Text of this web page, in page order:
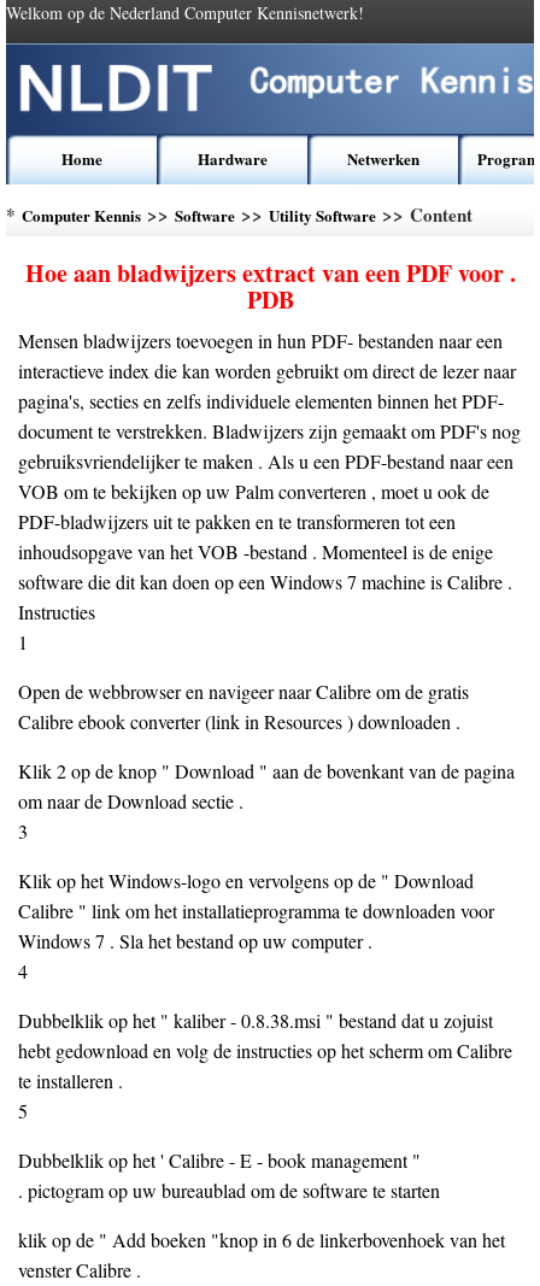
Welkom op de Nederland Computer Kennisnetwerk!
Home Hardware Netwerken
* Computer Kennis >> Software >> Utility Software >> Content
Hoe aan bladwijzers extract van een PDF voor .
PDB
Mensen bladwijzers toevoegen in hun PDF- bestanden naar een
interactieve index die kan worden gebruikt om direct de lezer naar
pagina's, secties en zelfs individuele elementen binnen het PDF-
document te verstrekken. Bladwijzers zijn gemaakt om PDF's nog
gebruiksvriendelijker te maken . Als u een PDF-bestand naar een
VOB om te bekijken op uw Palm converteren , moet u ook de
PDF-bladwijzers uit te pakken en te transformeren tot een
inhoudsopgave van het VOB -bestand . Momenteel is de enige
software die dit kan doen op een Windows 7 machine is Calibre .
Instructies
1
Open de webbrowser en navigeer naar Calibre om de gratis
Calibre ebook converter (link in Resources ) downloaden .
Klik 2 op de knop " Download " aan de bovenkant van de pagina
om naar de Download sectie .
3
Klik op het Windows-logo en vervolgens op de " Download
Calibre " link om het installatieprogramma te downloaden voor
Windows 7 . Sla het bestand op uw computer .
4
Dubbelklik op het " kaliber - 0.8.38.msi " bestand dat u zojuist
hebt gedownload en volg de instructies op het scherm om Calibre
te installeren .
5
Dubbelklik op het ' Calibre - E - book management "
. pictogram op uw bureaublad om de software te starten
klik op de " Add boeken "knop in 6 de linkerbovenhoek van het
venster Calibre .